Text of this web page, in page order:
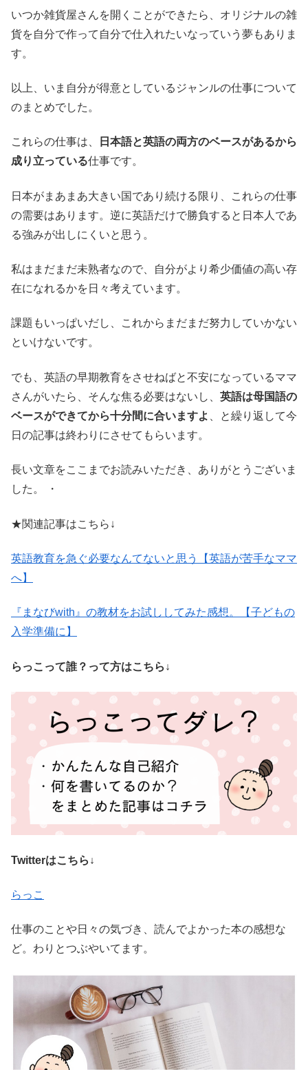
いつか雑貨屋さんを開くことができたら、オリジナルの雑
貨を自分で作って自分で仕入れたいなっていう夢もありま
す。
以上、いま自分が得意としているジャンルの仕事について
のまとめでした。
これらの仕事は、
日本語と英語の両方のベースがあるから
成り立っている仕事です。
日本がまあまあ大きい国であり続ける限り、これらの仕事
の需要はあります。逆に英語だけで勝負すると日本人であ
る強みが出しにくいと思う。
私はまだまだ未熟者なので、自分がより希少価値の高い存
在になれるかを日々考えています。
課題もいっぱいだし、これからまだまだ努力していかない
といけないです。
でも、英語の早期教育をさせねばと不安になっているママ
さんがいたら、そんな焦る必要はないし、 英語は母国語の
ベースができてから十分間に合いますよ
、と繰り返して今
日の記事は終わりにさせてもらいます。
長い文章をここまでお読みいただき、ありがとうございま
した。 ・
★関連記事はこちら↓
英語教育を急ぐ必要なんてないと思う【英語が苦手なママ
へ】
『まなびwith』の教材をお試ししてみた感想。【子どもの
入学準備に】
らっこって誰？って方はこちら↓
Twitterはこちら↓
らっこ
仕事のことや日々の気づき、読んでよかった本の感想な
ど。わりとつぶやいてます。